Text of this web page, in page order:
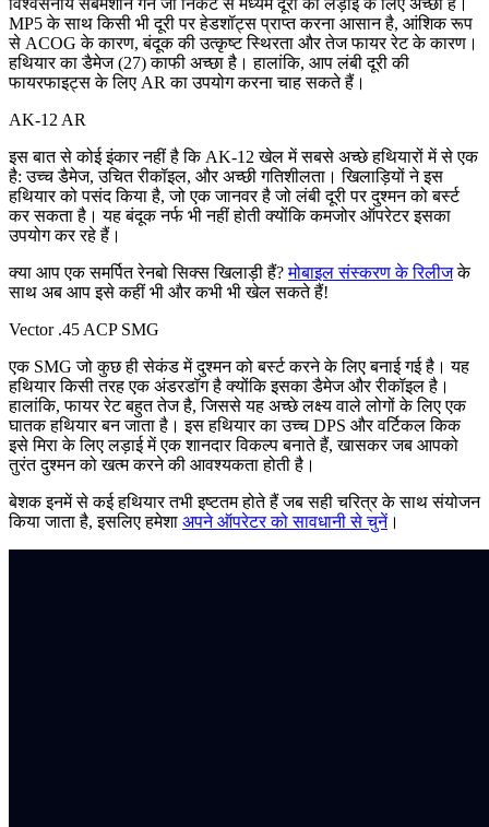
विश्वसनीय सबमशीन गन जो निकट से मध्यम दूरी की लड़ाई के लिए अच्छी है।
MP5 के साथ किसी भी दूरी पर हेडशॉट्स प्राप्त करना आसान है, आंशिक रूप
से ACOG के कारण, बंदूक की उत्कृष्ट स्थिरता और तेज फायर रेट के कारण।
हथियार का डैमेज (27) काफी अच्छा है। हालांकि, आप लंबी दूरी की
फायरफाइट्स के लिए AR का उपयोग करना चाह सकते हैं।
AK-12 AR
इस बात से कोई इंकार नहीं है कि AK-12 खेल में सबसे अच्छे हथियारों में से एक
है: उच्च डैमेज, उचित रीकॉइल, और अच्छी गतिशीलता। खिलाड़ियों ने इस
हथियार को पसंद किया है, जो एक जानवर है जो लंबी दूरी पर दुश्मन को बर्स्ट
कर सकता है। यह बंदूक नर्फ भी नहीं होती क्योंकि कमजोर ऑपरेटर इसका
उपयोग कर रहे हैं।
क्या आप एक समर्पित रेनबो सिक्स खिलाड़ी हैं?मोबाइल संस्करण के रिलीजके
साथ अब आप इसे कहीं भी और कभी भी खेल सकते हैं!
Vector .45 ACP SMG
एक SMG जो कुछ ही सेकंड में दुश्मन को बर्स्ट करने के लिए बनाई गई है। यह
हथियार किसी तरह एक अंडरडॉग है क्योंकि इसका डैमेज और रीकॉइल है।
हालांकि, फायर रेट बहुत तेज है, जिससे यह अच्छे लक्ष्य वाले लोगों के लिए एक
घातक हथियार बन जाता है। इस हथियार का उच्च DPS और वर्टिकल किक
इसे मिरा के लिए लड़ाई में एक शानदार विकल्प बनाते हैं, खासकर जब आपको
तुरंत दुश्मन को खत्म करने की आवश्यकता होती है।
बेशक इनमें से कई हथियार तभी इष्टतम होते हैं जब सही चरित्र के साथ संयोजन
किया जाता है, इसलिए हमेशा अपने ऑपरेटर को सावधानी से चुनें।